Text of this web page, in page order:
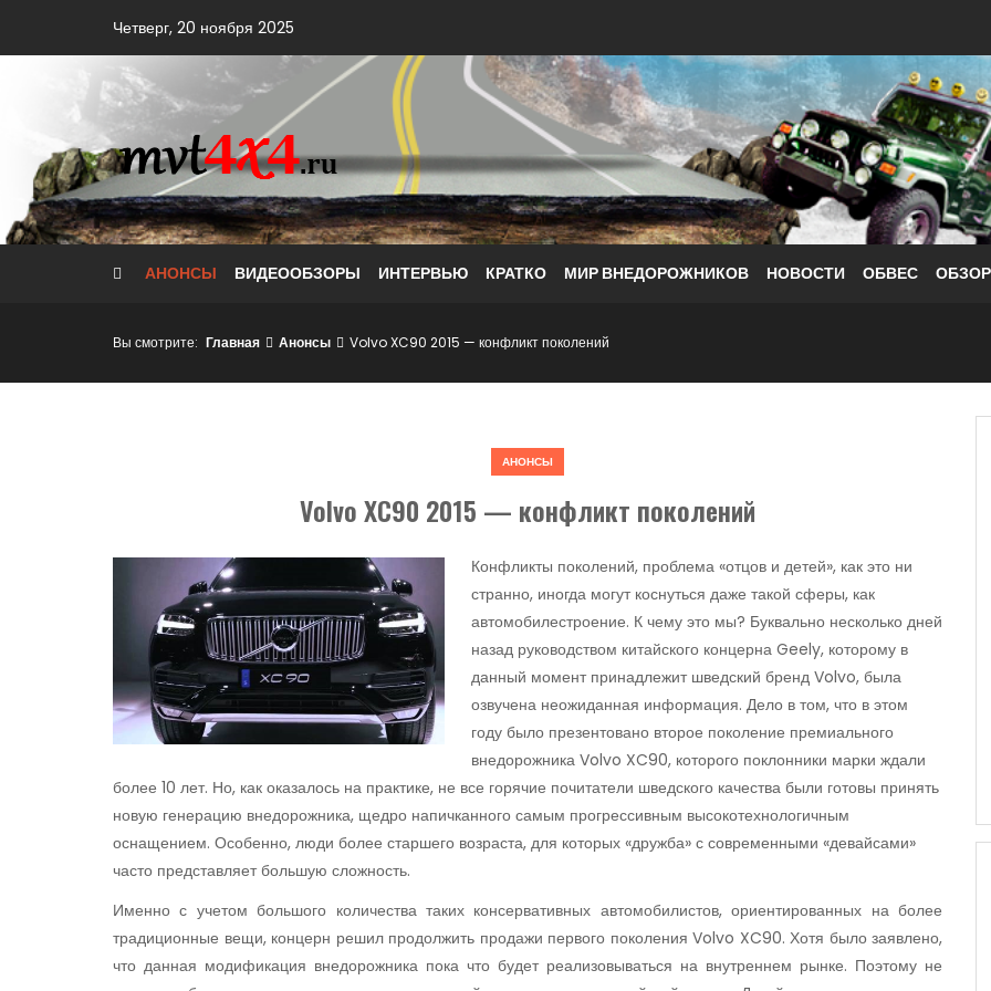
content
Четверг, 20 ноября 2025
АНОНСЫ ВИДЕООБЗОРЫ ИНТЕРВЬЮ КРАТКО МИР ВНЕДОРОЖНИКОВ НОВОСТИ ОБВЕС
Вы смотрите: Главная Анонсы Volvo XC90 2015 — конфликт поколений
АНОНСЫ
Volvo XC90 2015 — конфликт поколений
Конфликты поколений, проблема «отцов и детей», как это ни
странно, иногда могут коснуться даже такой сферы, как
автомобилестроение. К чему это мы? Буквально несколько дней
назад руководством китайского концерна Geely, которому в
данный момент принадлежит шведский бренд Volvo, была
озвучена неожиданная информация. Дело в том, что в этом
году было презентовано второе поколение премиального
внедорожника Volvo XC90, которого поклонники марки ждали
более 10 лет. Но, как оказалось на практике, не все горячие почитатели шведского качества были готовы принять
новую генерацию внедорожника, щедро напичканного самым прогрессивным высокотехнологичным
оснащением. Особенно, люди более старшего возраста, для которых «дружба» с современными «девайсами»
часто представляет большую сложность.
Именно с учетом большого количества таких консервативных автомобилистов, ориентированных на более
традиционные вещи, концерн решил продолжить продажи первого поколения Volvo XC90. Хотя было заявлено,
что данная модификация внедорожника пока что будет реализовываться на внутреннем рынке. Поэтому не